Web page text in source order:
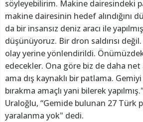
söyleyebilirim. Makine dairesindeki
makine dairesinin hedef alındığını
da bir insansız deniz aracı ile
düşünüyoruz. Bir dron saldırısı
olay yerine yönlendirildi.
edecekler. Ona göre biz de daha net
ama dış kaynaklı bir patlama.
bırakma amaçlı yani bilerek yapılmış."
Uraloğlu, “Gemide bulunan 27 Türk
yaralanma yok" dedi.